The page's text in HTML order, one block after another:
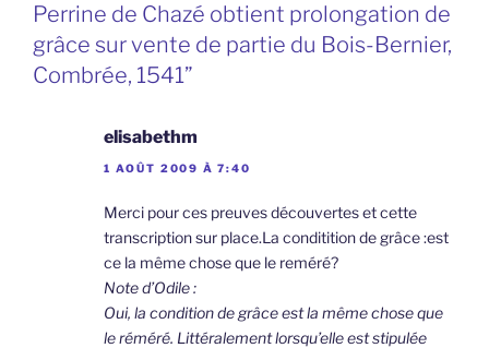
Perrine de Chazé obtient prolongation de
grâce sur vente de partie du Bois-Bernier,
Combrée, 1541”
elisabethm
1 AOÛT 2009 À 7:40
Merci pour ces preuves découvertes et cette
transcription sur place.La conditition de grâce :est
ce la même chose que le reméré?
Note d’Odile :
Oui, la condition de grâce est la même chose que
le réméré. Littéralement lorsqu’elle est stipulée